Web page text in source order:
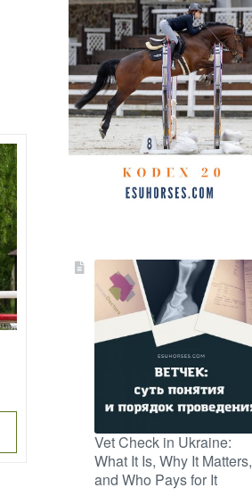
Vet Check in Ukraine:
What It Is, Why It Matters,
and Who Pays for It